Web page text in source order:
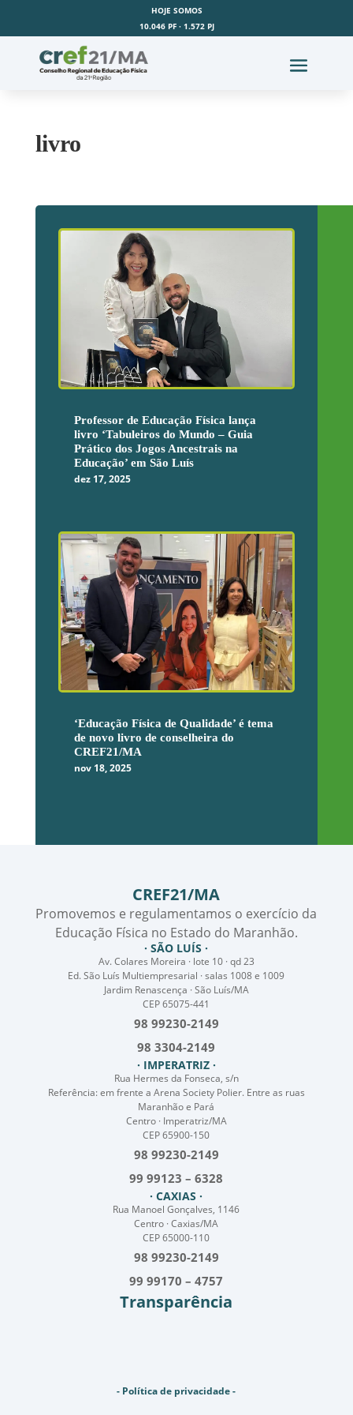
HOJE SOMOS
10.046 PF · 1.572 PJ
livro
Professor de Educação Física lança
livro ‘Tabuleiros do Mundo – Guia
Prático dos Jogos Ancestrais na
Educação’ em São Luís
dez 17, 2025
‘Educação Física de Qualidade’ é tema
de novo livro de conselheira do
CREF21/MA
nov 18, 2025
CREF21/MA
Promovemos e regulamentamos o exercício da
Educação Física no Estado do Maranhão.
· SÃO LUÍS ·
Av. Colares Moreira · lote 10 · qd 23
Ed. São Luís Multiempresarial · salas 1008 e 1009
Jardim Renascença · São Luís/MA
CEP 65075-441
98 99230-2149
98 3304-2149
· IMPERATRIZ ·
Rua Hermes da Fonseca, s/n
Referência: em frente a Arena Society Polier. Entre as ruas
Maranhão e Pará
Centro · Imperatriz/MA
CEP 65900-150
98 99230-2149
99 99123 – 6328
· CAXIAS ·
Rua Manoel Gonçalves, 1146
Centro · Caxias/MA
CEP 65000-110
98 99230-2149
99 99170 – 4757
Transparência
- Política de privacidade -